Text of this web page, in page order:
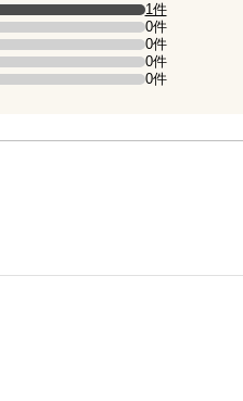
全体の100%）。1件
0件
0件
0件
0件